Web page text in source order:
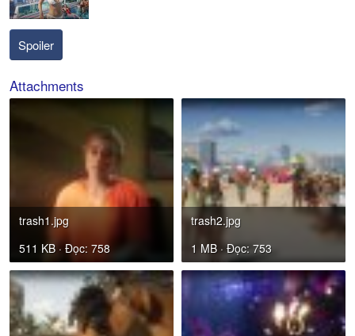
Spoiler
Attachments
trash1.jpg
511 KB · Đọc: 758
trash2.jpg
1 MB · Đọc: 753